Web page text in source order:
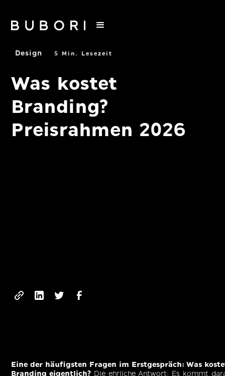
Design 5 Min. Lesezeit
Was kostet
Branding?
Preisrahmen 2026
Eine der häufigsten Fragen im Erstgespräch: Was
Branding eigentlich? Die ehrliche Antwort: Es kommt